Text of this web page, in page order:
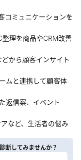
コミュニケーションを
理を商品やCRM改善
から顧客インサイト
ムと連携して顧客体
返信案、イベント
など、生活者の悩み
断してみませんか？